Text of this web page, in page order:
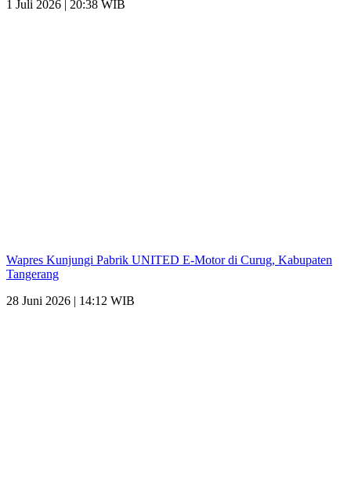
1 Juli 2026 | 20:38 WIB
Wapres Kunjungi Pabrik UNITED E-Motor di Curug, Kabupaten
Tangerang
28 Juni 2026 | 14:12 WIB